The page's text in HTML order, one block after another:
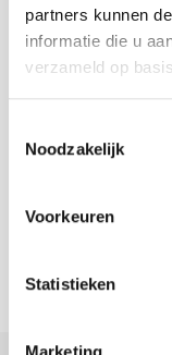
partners kunnen
informatie die u
verzameld op
Noodzakelijk
Voorkeuren
Statistieken